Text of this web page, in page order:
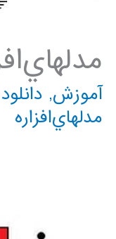
آموزش, دانلود
ﻣﺪﻟﻬﺎﻱﺍﻓﺰﺍﺭﻩ